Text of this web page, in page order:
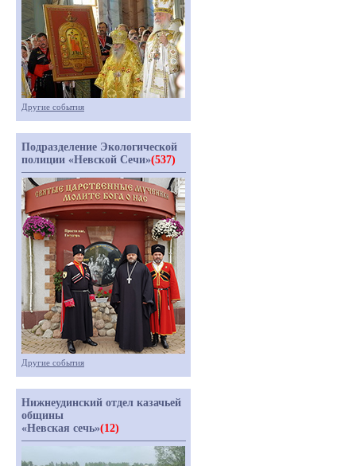
Другие события
Подразделение Экологической
полиции «Невской Сечи»(537)
Другие события
Нижнеудинский отдел казачьей
общины
«Невская сечь»(12)